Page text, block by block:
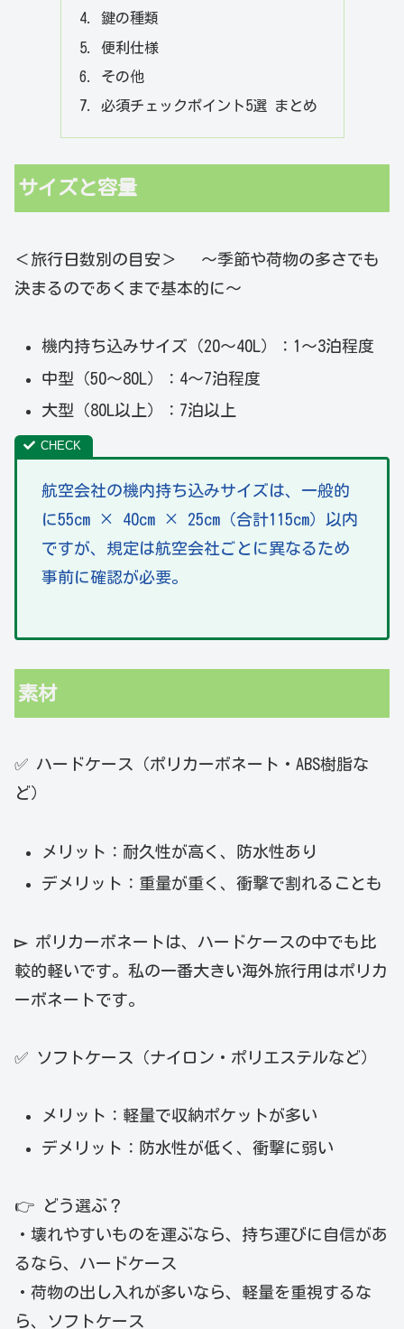
鍵の種類
便利仕様
その他
必須チェックポイント5選 まとめ
サイズと容量
＜旅行日数別の目安＞ ～季節や荷物の多さでも
決まるのであくまで基本的に～
機内持ち込みサイズ（20～40L）：1～3泊程度
中型（50～80L）：4～7泊程度
大型（80L以上）：7泊以上
航空会社の機内持ち込みサイズは、一般的
に55cm × 40cm × 25cm（合計115cm）以内
ですが、規定は航空会社ごとに異なるため
事前に確認が必要。
素材
✅ ハードケース（ポリカーボネート・ABS樹脂な
ど）
メリット：耐久性が高く、防水性あり
デメリット：重量が重く、衝撃で割れることも
▻ポリカーボネートは、ハードケースの中でも比
較的軽いです。私の一番大きい海外旅行用はポリカ
ーボネートです。
✅ ソフトケース（ナイロン・ポリエステルなど）
メリット：軽量で収納ポケットが多い
デメリット：防水性が低く、衝撃に弱い
👉 どう選ぶ？
・壊れやすいものを運ぶなら、持ち運びに自信があ
るなら、ハードケース
・荷物の出し入れが多いなら、軽量を重視するな
ら、ソフトケース